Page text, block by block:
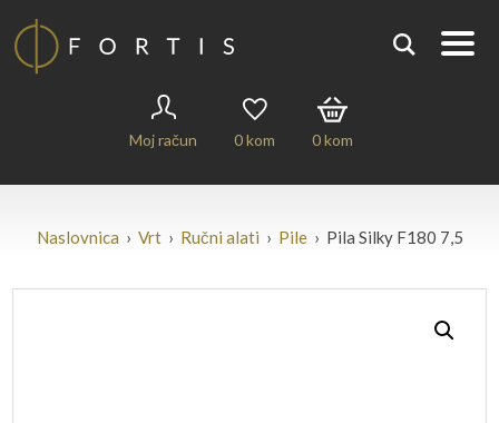
Moj račun 0kom 0kom
Naslovnica › Vrt› Ručni alati › Pile› Pila Silky F180 7,5